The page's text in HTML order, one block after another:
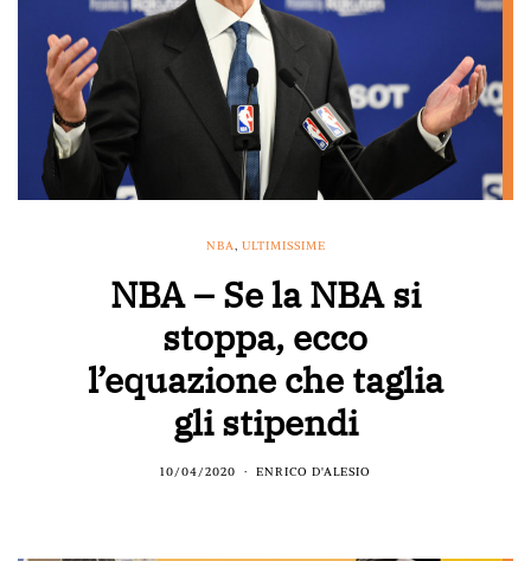
NBA, ULTIMISSIME
NBA – Se la NBA si
stoppa, ecco
l’equazione che taglia
gli stipendi
10/04/2020 ENRICO D'ALESIO